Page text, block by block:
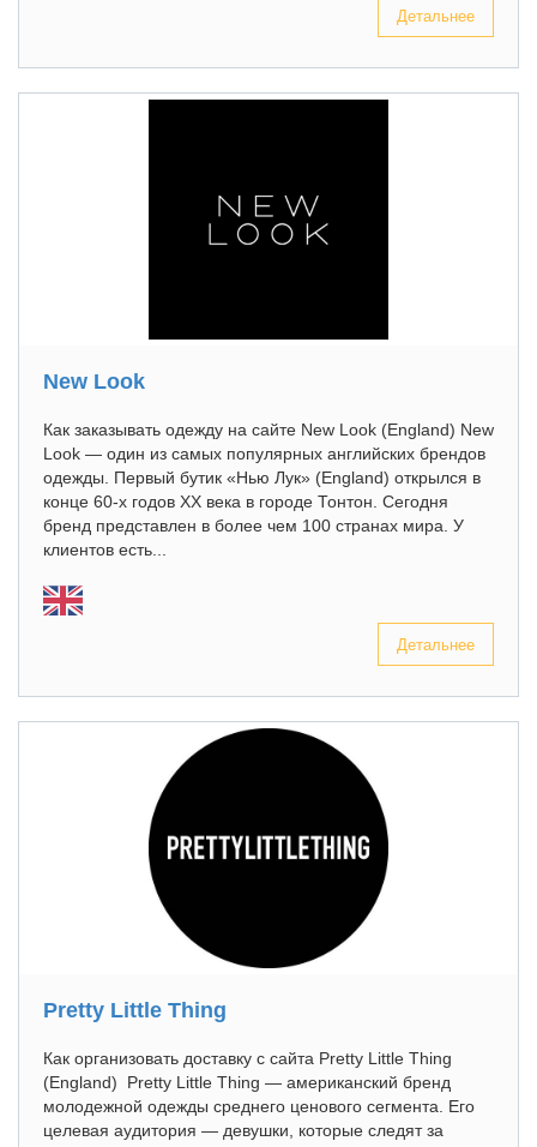
Детальнее
New Look
Как заказывать одежду на сайте New Look (England) New
Look — один из самых популярных английских брендов
одежды. Первый бутик «Нью Лук» (England) открылся в
конце 60-х годов XX века в городе Тонтон. Сегодня
бренд представлен в более чем 100 странах мира. У
клиентов есть...
Детальнее
Pretty Little Thing
Как организовать доставку с сайта Pretty Little Thing
(England) Pretty Little Thing — американский бренд
молодежной одежды среднего ценового сегмента. Его
целевая аудитория — девушки, которые следят за